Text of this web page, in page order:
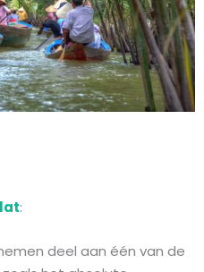
:
deel aan één van de